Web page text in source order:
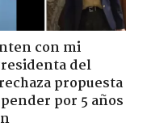
con mi
del
propuesta
por 5 años